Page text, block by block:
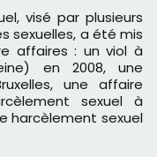
sexuelles, a été mis
affaires : un viol à
en 2008, une
une affaire
sexuel à
harcèlement sexuel